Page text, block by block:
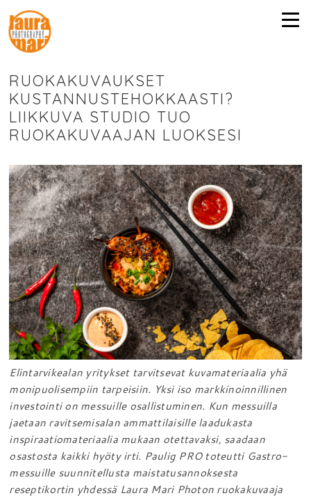
RUOKAKUVAUKSET
KUSTANNUSTEHOKKAASTI?
LIIKKUVA STUDIO TUO
RUOKAKUVAAJAN LUOKSESI
Elintarvikealan yritykset tarvitsevat kuvamateriaalia yhä
monipuolisempiin tarpeisiin. Yksi iso markkinoinnillinen
investointi on messuille osallistuminen. Kun messuilla
jaetaan ravitsemisalan ammattilaisille laadukasta
inspiraatiomateriaalia mukaan otettavaksi, saadaan
osastosta kaikki hyöty irti. Paulig PRO toteutti Gastro-
messuille suunnitellusta maistatusannoksesta
reseptikortin yhdessä Laura Mari Photon ruokakuvaaja